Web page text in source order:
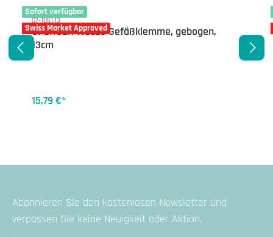
Sofort verfügbar
Swiss Market Approved
07-1051.13
SPENCER WELLS Gefäßklemme, gebogen,
13cm
15,79 €*
Abonnieren Sie den kostenlosen Newsletter und
verpassen Sie keine Neuigkeit oder Aktion.